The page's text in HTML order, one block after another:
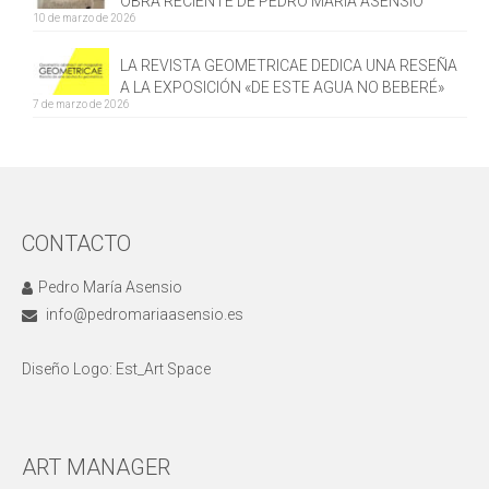
10 de marzo de 2026
LA REVISTA GEOMETRICAE DEDICA UNA RESEÑA
A LA EXPOSICIÓN «DE ESTE AGUA NO BEBERÉ»
7 de marzo de 2026
CONTACTO
Pedro María Asensio
info@pedromariaasensio.es
Diseño Logo: Est_Art Space
ART MANAGER